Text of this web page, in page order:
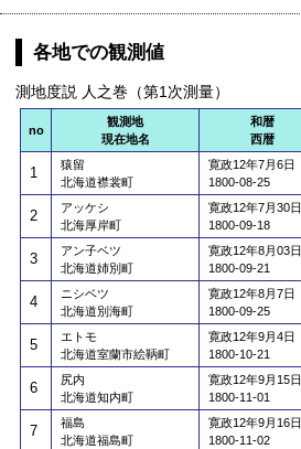
各地での観測値
測地度説 人之巻（第1次測量）
no
観測地
現在地名
和暦
西暦
1
猿留
北海道襟裳町
寛政12年7月6日
1800-08-25
2
アッケシ
北海厚岸町
寛政12年7月30日
1800-09-18
3
アン子ベツ
北海道姉別町
寛政12年8月03日
1800-09-21
4
ニシベツ
北海道別海町
寛政12年8月7日
1800-09-25
5
エトモ
北海道室蘭市絵鞆町
寛政12年9月4日
1800-10-21
6
尻内
北海道知内町
寛政12年9月15日
1800-11-01
7
福島
北海道福島町
寛政12年9月16日
1800-11-02